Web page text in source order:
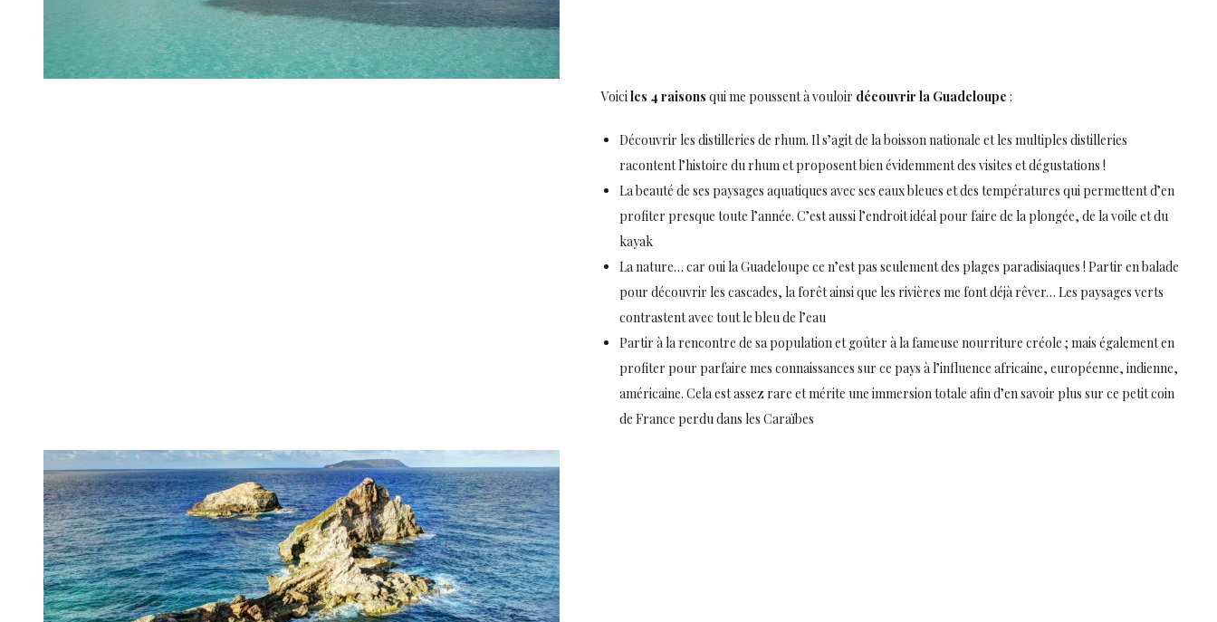
Voiciles 4 raisons qui me poussent à vouloir découvrir la Guadeloupe :
Découvrir les distilleries de rhum. Il s’agit de la boisson nationale et les multiples distilleries
racontent l’histoire du rhum et proposent bien évidemment des visites et dégustations !
La beauté de ses paysages aquatiques avec ses eaux bleues et des températures qui permettent d’en
profiter presque toute l’année. C’est aussi l’endroit idéal pour faire de la plongée, de la voile et du
kayak
La nature… car oui la Guadeloupe ce n’est pas seulement des plages paradisiaques ! Partir en balade
pour découvrir les cascades, la forêt ainsi que les rivières me font déjà rêver… Les paysages verts
contrastent avec tout le bleu de l’eau
Partir à la rencontre de sa population et goûter à la fameuse nourriture créole ; mais également en
profiter pour parfaire mes connaissances sur ce pays à l’influence africaine, européenne, indienne,
américaine. Cela est assez rare et mérite une immersion totale afin d’en savoir plus sur ce petit coin
de France perdu dans les Caraïbes